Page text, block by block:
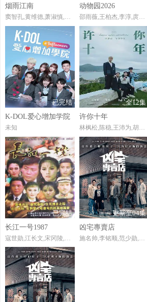
烟雨江南
窦智孔,黄维德,萧淑慎,江祖平,王皓
动物园2026
邵雨薇,王柏杰,李淳,庹宗华,柯淑勤,黄薇渟,林思廷,马念先,蔡亘晏,高英轩,林子熙,张永正,张雁名,杨懿轩,李冠毅,陈彦嘉,许哲珮
已完结
K-DOL爱心增加学院
未知
全12集
许你十年
林枫松,陈稳,王沛为,胡贺然
已完结
长江一号1987
更新至04集
凶宅專賣店